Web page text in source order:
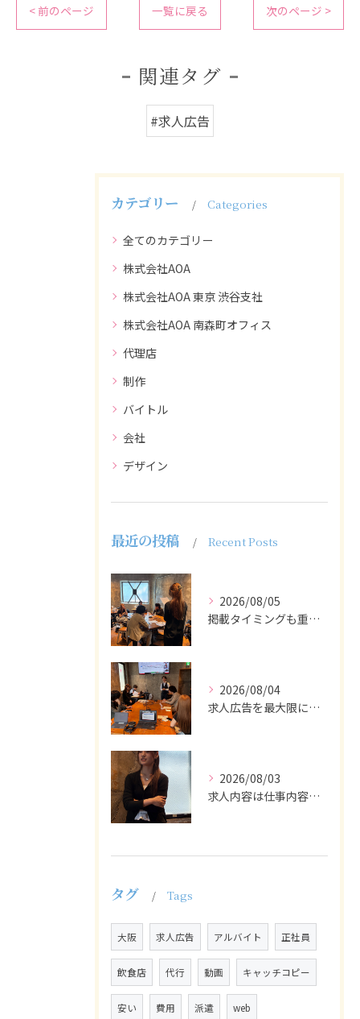
< 前のページ 一覧に戻る 次のページ >
関連タグ
#求人広告
カテゴリー Categories
全てのカテゴリー
株式会社AOA
株式会社AOA 東京 渋谷支社
株式会社AOA 南森町オフィス
代理店
制作
バイトル
会社
デザイン
最近の投稿 Recent Posts
2026/08/05
掲載タイミングも重要で、業界動向や求職者の活動時期に合わせて...
2026/08/04
求人広告を最大限に活用するためには、ターゲット設定の精度を高...
2026/08/03
求人内容は仕事内容や条件を具体的かつわかりやすく記載し、応募...
タグ Tags
大阪 求人広告 アルバイト 正社員
飲食店 代行 動画 キャッチコピー
安い 費用 派遣 web